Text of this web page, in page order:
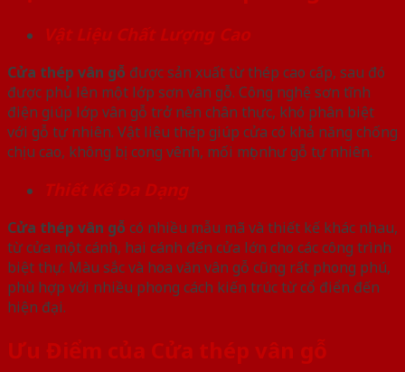
Vật Liệu Chất Lượng Cao
Cửa thép vân gỗ được sản xuất từ thép cao cấp, sau đó
được phủ lên một lớp sơn vân gỗ. Công nghệ sơn tĩnh
điện giúp lớp vân gỗ trở nên chân thực, khó phân biệt
với gỗ tự nhiên. Vật liệu thép giúp cửa có khả năng chống
chịu cao, không bị cong vênh, mối mọt như gỗ tự nhiên.
Thiết Kế Đa Dạng
Cửa thép vân gỗ có nhiều mẫu mã và thiết kế khác nhau,
từ cửa một cánh, hai cánh đến cửa lớn cho các công trình
biệt thự. Màu sắc và hoa văn vân gỗ cũng rất phong phú,
phù hợp với nhiều phong cách kiến trúc từ cổ điển đến
hiện đại.
Ưu Điểm của Cửa thép vân gỗ